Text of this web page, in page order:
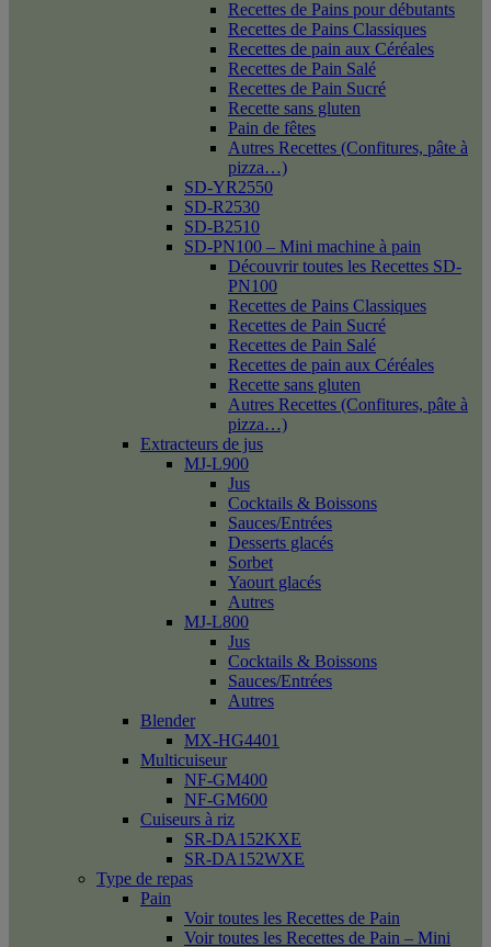
Recettes de Pains pour débutants
Recettes de Pains Classiques
Recettes de pain aux Céréales
Recettes de Pain Salé
Recettes de Pain Sucré
Recette sans gluten
Pain de fêtes
Autres Recettes (Confitures, pâte à
pizza…)
SD-YR2550
SD-R2530
SD-B2510
SD-PN100 – Mini machine à pain
Découvrir toutes les Recettes SD-
PN100
Recettes de Pains Classiques
Recettes de Pain Sucré
Recettes de Pain Salé
Recettes de pain aux Céréales
Recette sans gluten
Autres Recettes (Confitures, pâte à
pizza…)
Extracteurs de jus
MJ-L900
Jus
Cocktails & Boissons
Sauces/Entrées
Desserts glacés
Sorbet
Yaourt glacés
Autres
MJ-L800
Jus
Cocktails & Boissons
Sauces/Entrées
Autres
Blender
MX-HG4401
Multicuiseur
NF-GM400
NF-GM600
Cuiseurs à riz
SR-DA152KXE
SR-DA152WXE
Type de repas
Pain
Voir toutes les Recettes de Pain
Voir toutes les Recettes de Pain – Mini